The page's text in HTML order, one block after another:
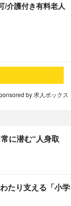
/介護付き有料老人
by 求人ボックス
に潜む“人身取
たり支える「小学